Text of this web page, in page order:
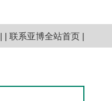
| | 联系亚博全站首页 |